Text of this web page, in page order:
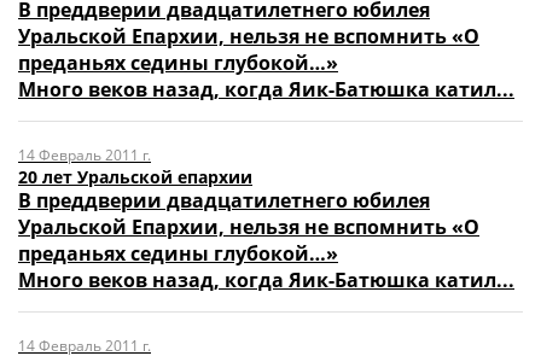
В преддверии двадцатилетнего юбилея
Уральской Епархии, нельзя не вспомнить «О
преданьях седины глубокой…»
Много веков назад, когда Яик-Батюшка катил...
14 Февраль 2011 г.
20 лет Уральской епархии
В преддверии двадцатилетнего юбилея
Уральской Епархии, нельзя не вспомнить «О
преданьях седины глубокой…»
Много веков назад, когда Яик-Батюшка катил...
14 Февраль 2011 г.